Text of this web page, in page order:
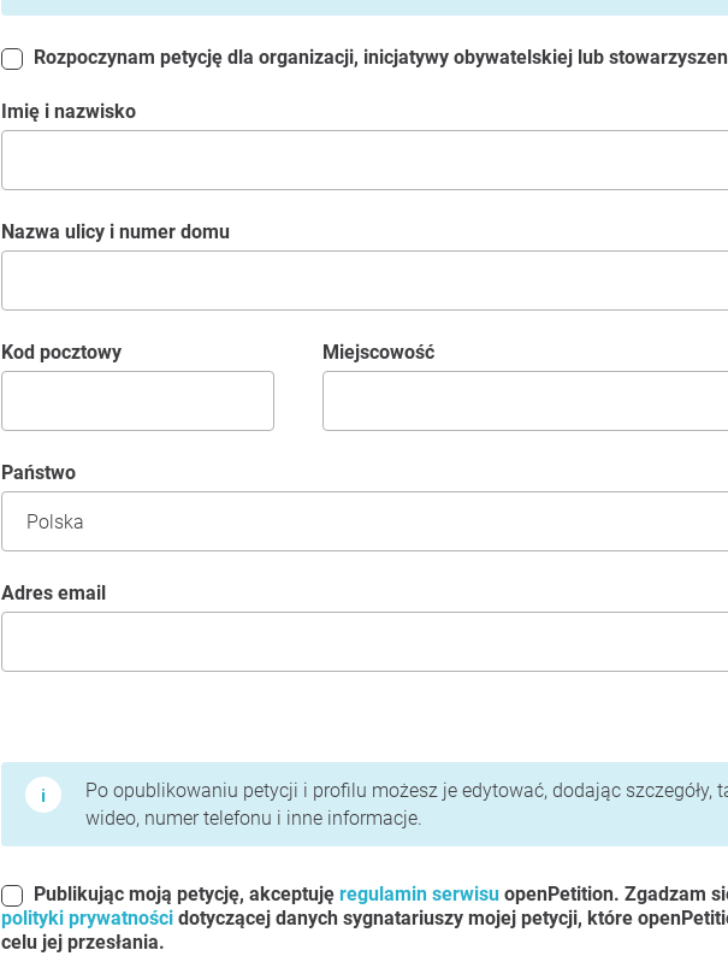
Rozpoczynam petycję dla organizacji, inicjatywy obywatelskiej lub
Imię i nazwisko
Nazwa ulicy i numer domu
kod pocztowy Miejscowość
Państwo
Adres email
Warunki użytkowania i polityka prywatności
Po opublikowaniu petycji i profilu możesz je edytować, dodając szczegóły,
wideo, numer telefonu i inne informacje.
Publikując moją petycję, akceptuję regulamin serwisu openPetition. Zgadzam
polityki prywatności dotyczącej danych sygnatariuszy mojej petycji, które
celu jej przesłania.